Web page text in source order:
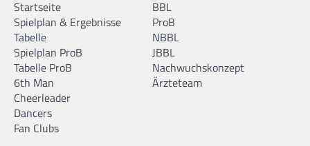
Startseite
Spielplan & Ergebnisse
Tabelle
Spielplan ProB
Tabelle ProB
6th Man
Cheerleader
Dancers
Fan Clubs
BBL
ProB
NBBL
JBBL
Nachwuchskonzept
Ärzteteam